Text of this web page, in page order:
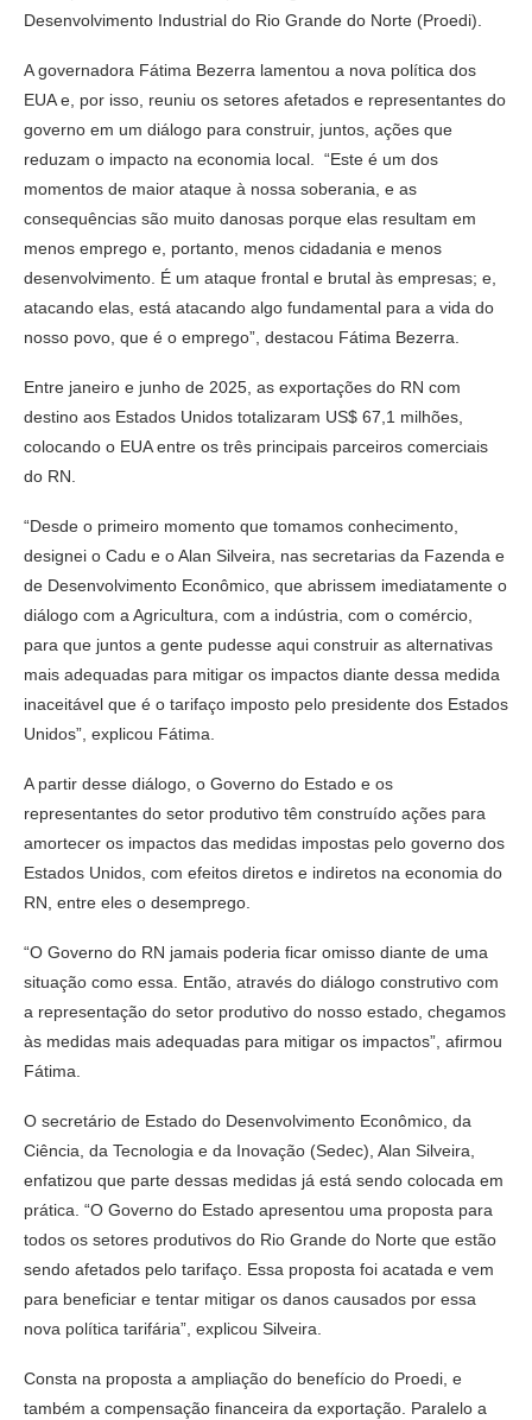
Desenvolvimento Industrial do Rio Grande do Norte (Proedi).
A governadora Fátima Bezerra lamentou a nova política dos
EUA e, por isso, reuniu os setores afetados e representantes do
governo em um diálogo para construir, juntos, ações que
reduzam o impacto na economia local. “Este é um dos
momentos de maior ataque à nossa soberania, e as
consequências são muito danosas porque elas resultam em
menos emprego e, portanto, menos cidadania e menos
desenvolvimento. É um ataque frontal e brutal às empresas; e,
atacando elas, está atacando algo fundamental para a vida do
nosso povo, que é o emprego”, destacou Fátima Bezerra.
Entre janeiro e junho de 2025, as exportações do RN com
destino aos Estados Unidos totalizaram US$ 67,1 milhões,
colocando o EUA entre os três principais parceiros comerciais
do RN.
“Desde o primeiro momento que tomamos conhecimento,
designei o Cadu e o Alan Silveira, nas secretarias da Fazenda e
de Desenvolvimento Econômico, que abrissem imediatamente o
diálogo com a Agricultura, com a indústria, com o comércio,
para que juntos a gente pudesse aqui construir as alternativas
mais adequadas para mitigar os impactos diante dessa medida
inaceitável que é o tarifaço imposto pelo presidente dos Estados
Unidos”, explicou Fátima.
A partir desse diálogo, o Governo do Estado e os
representantes do setor produtivo têm construído ações para
amortecer os impactos das medidas impostas pelo governo dos
Estados Unidos, com efeitos diretos e indiretos na economia do
RN, entre eles o desemprego.
“O Governo do RN jamais poderia ficar omisso diante de uma
situação como essa. Então, através do diálogo construtivo com
a representação do setor produtivo do nosso estado, chegamos
às medidas mais adequadas para mitigar os impactos”, afirmou
Fátima.
O secretário de Estado do Desenvolvimento Econômico, da
Ciência, da Tecnologia e da Inovação (Sedec), Alan Silveira,
enfatizou que parte dessas medidas já está sendo colocada em
prática. “O Governo do Estado apresentou uma proposta para
todos os setores produtivos do Rio Grande do Norte que estão
sendo afetados pelo tarifaço. Essa proposta foi acatada e vem
para beneficiar e tentar mitigar os danos causados por essa
nova política tarifária”, explicou Silveira.
Consta na proposta a ampliação do benefício do Proedi, e
também a compensação financeira da exportação. Paralelo a